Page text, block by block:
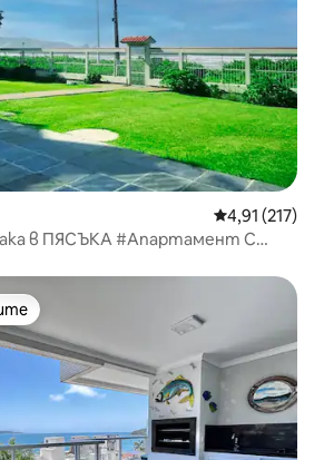
Средна
4,91 (217)
в ПЯСЪКА #Апартамент С
на гостите